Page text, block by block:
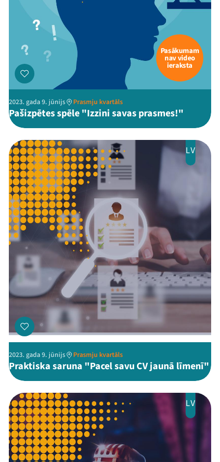
Pasākumam
nav video
ieraksta
2023. gada 9. jūnijs Prasmju kvartāls
Pašizpētes spēle "Izzini savas prasmes!"
LV
2023. gada 9. jūnijs Prasmju kvartāls
Praktiska saruna "Pacel savu CV jaunā līmenī"
LV